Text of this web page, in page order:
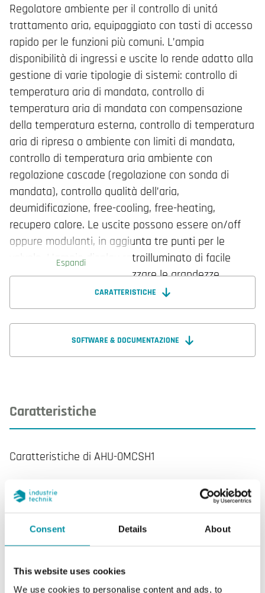
Consent Details About
This website uses cookies
We use cookies to personalise content and ads, to
Regolatore ambiente per il controllo di unitá
trattamento aria, equipaggiato con tasti di accesso
rapido per le funzioni più comuni. L’ampia
disponibilità di ingressi e uscite lo rende adatto alla
gestione di varie tipologie di sistemi: controllo di
temperatura aria di mandata, controllo di
temperatura aria di mandata con compensazione
della temperatura esterna, controllo di temperatura
aria di ripresa o ambiente con limiti di mandata,
controllo di temperatura aria ambiente con
regolazione cascade (regolazione con sonda di
mandata), controllo qualità dell’aria,
deumidificazione, free-cooling, free-heating,
recupero calore. Le uscite possono essere on/off
oppure modulanti, in aggiunta tre punti per le
valvole. L’ampio display retroilluminato di facile
lettura permette di visualizzare le grandezze
misurate di temperatura e umidità, i parametri di
regolazione, le fasce orarie di funzionamento e lo
stato del dispositivo. Dispone anche una porta di
comunicazione RS485 con protocollo Modbus slave
RTU. Previsto per il montaggio a parete su scatola a
Espandi
CARATTERISTICHE
SOFTWARE & DOCUMENTAZIONE
Caratteristiche
Caratteristiche di AHU-0MCSH1
Display
retroilluminazione
AI